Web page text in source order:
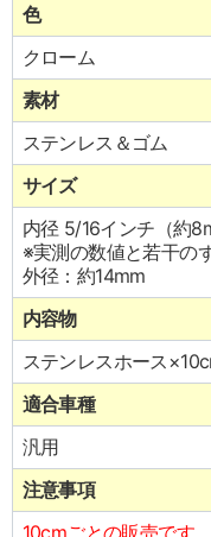
色
クローム
素材
ステンレス＆ゴム
サイズ
内径 5/16インチ（約
※実測の数値と若干の
外径：約14mm
内容物
ステンレスホース
適合車種
汎用
注意事項